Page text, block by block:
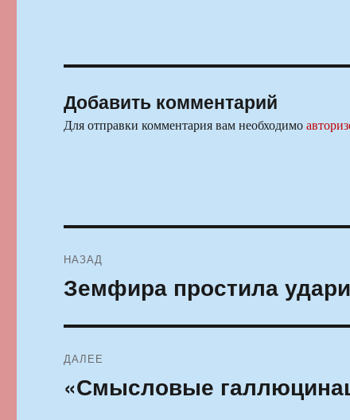
Добавить комментарий
Для отправки комментария вам необходимо
по
НАЗАД
Предыдущая
Земфира простила
ДАЛЕЕ
Следующая
«Смысловые